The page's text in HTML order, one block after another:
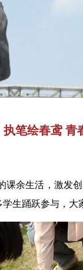
执笔绘春鸢
课余生活，激发
生踊跃参与，